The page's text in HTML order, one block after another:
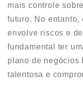
mais controle
futuro. No entanto,
envolve riscos e
fundamental ter
plano de negócios
talentosa e